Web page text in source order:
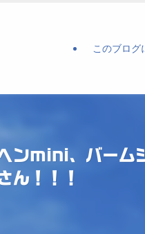
このブログ
ンmini、バー
ん！！！